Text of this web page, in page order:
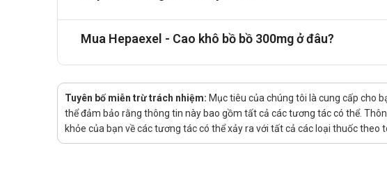
xanh và hoa quả tươi, giúp cung cấp vitamin và chất xơ, hỗ trợ
Mua Hepaexel - Cao khô bồ bồ 300mg ở đâu?
Tuyên bố miễn trừ trách nhiệm: Mục tiêu của chúng tôi là cung cấp cho
thể đảm bảo rằng thông tin này bao gồm tất cả các tương tác có thể.
khỏe của bạn về các tương tác có thể xảy ra với tất cả các loại thuốc